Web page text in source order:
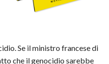
Se il ministro francese di
che il genocidio sarebbe